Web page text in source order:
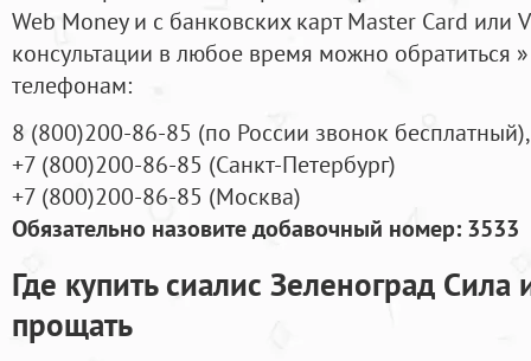
Web Money и с банковских карт Master Card или
консультации в любое время можно обратиться
телефонам:
8 (800)200-86-85 (по России звонок бесплатный),
+7 (800)200-86-85 (Санкт-Петербург)
+7 (800)200-86-85 (Москва)
Обязательно назовите добавочный номер: 3533
Где купить сиалис Зеленоград
прощать